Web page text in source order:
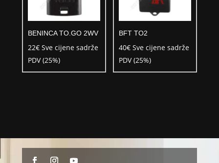
BENINCA TO.GO 2WV
22€ Sve cijene sadrže
PDV (25%)
BFT TO2
40€ Sve cijene sadrže
PDV (25%)